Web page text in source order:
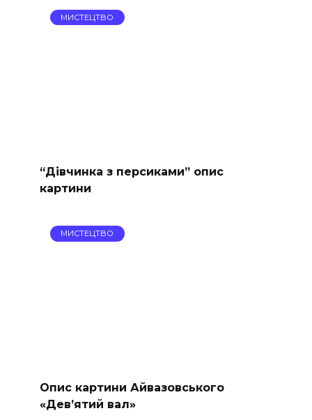
МИСТЕЦТВО
“Дівчинка з персиками” опис
картини
МИСТЕЦТВО
Опис картини Айвазовського
«Дев’ятий вал»